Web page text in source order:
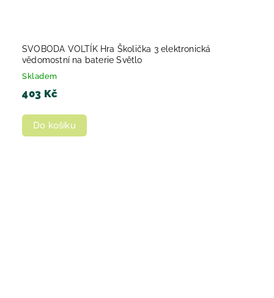
SVOBODA VOLTÍK Hra Školička 3 elektronická
vědomostní na baterie Světlo
Skladem
403 Kč
Do košíku